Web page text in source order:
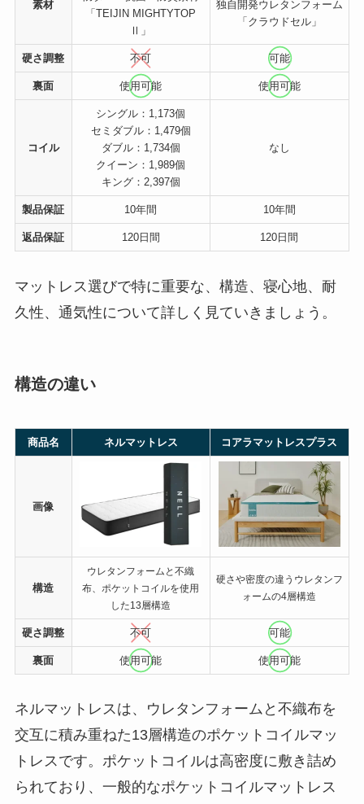
素材
「TEIJIN MIGHTYTOP
Ⅱ」
独自開発ウレタンフォーム
「クラウドセル」
硬さ調整 不可 可能
裏面 使用可能 使用可能
コイル
シングル：1,173個
セミダブル：1,479個
ダブル：1,734個
クイーン：1,989個
キング：2,397個
なし
製品保証 10年間 10年間
返品保証 120日間 120日間
マットレス選びで特に重要な、構造、寝心地、耐
久性、通気性について詳しく見ていきましょう。
構造の違い
商品名 ネルマットレス コアラマットレスプラス
画像
構造
ウレタンフォームと不織
布、ポケットコイルを使用
した13層構造
硬さや密度の違うウレタンフ
ォームの4層構造
硬さ調整 不可 可能
裏面 使用可能 使用可能
ネルマットレスは、ウレタンフォームと不織布を
交互に積み重ねた13層構造のポケットコイルマッ
トレスです。ポケットコイルは高密度に敷き詰め
られており、一般的なポケットコイルマットレス